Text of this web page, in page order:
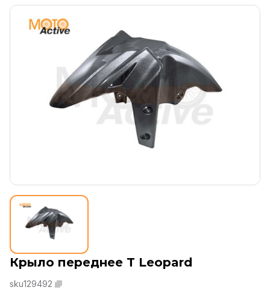
Крыло переднее T Leopard
sku129492